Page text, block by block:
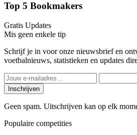
Top 5 Bookmakers
Gratis Updates
Mis geen enkele tip
Schrijf je in voor onze nieuwsbrief en
voetbalnieuws, statistieken en updates
Inschrijven
Geen spam. Uitschrijven kan op elk
Populaire competities